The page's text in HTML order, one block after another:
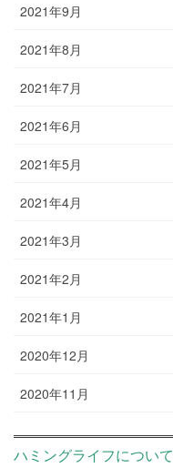
2021年9月
2021年8月
2021年7月
2021年6月
2021年5月
2021年4月
2021年3月
2021年2月
2021年1月
2020年12月
2020年11月
ハミングライフについて